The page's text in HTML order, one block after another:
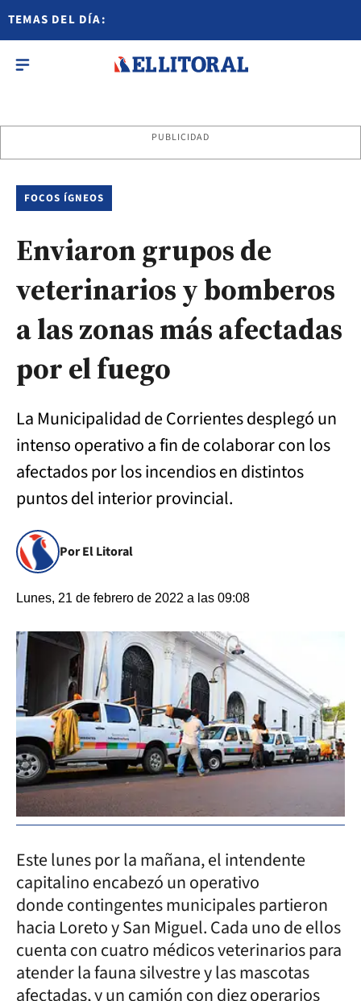
TEMAS DEL DÍA:
PUBLICIDAD
FOCOS ÍGNEOS
Enviaron grupos de
veterinarios y bomberos
a las zonas más afectadas
por el fuego
La Municipalidad de Corrientes desplegó un
intenso operativo a fin de colaborar con los
afectados por los incendios en distintos
puntos del interior provincial.
Por El Litoral
Lunes, 21 de febrero de 2022 a las 09:08
Este lunes por la mañana, el intendente
capitalino encabezó un operativo
donde contingentes municipales partieron
hacia Loreto y San Miguel. Cada uno de ellos
cuenta con cuatro médicos veterinarios para
atender la fauna silvestre y las mascotas
afectadas, y un camión con diez operarios